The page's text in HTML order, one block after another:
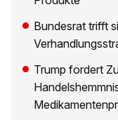
Bundesrat trifft
Trump fordert